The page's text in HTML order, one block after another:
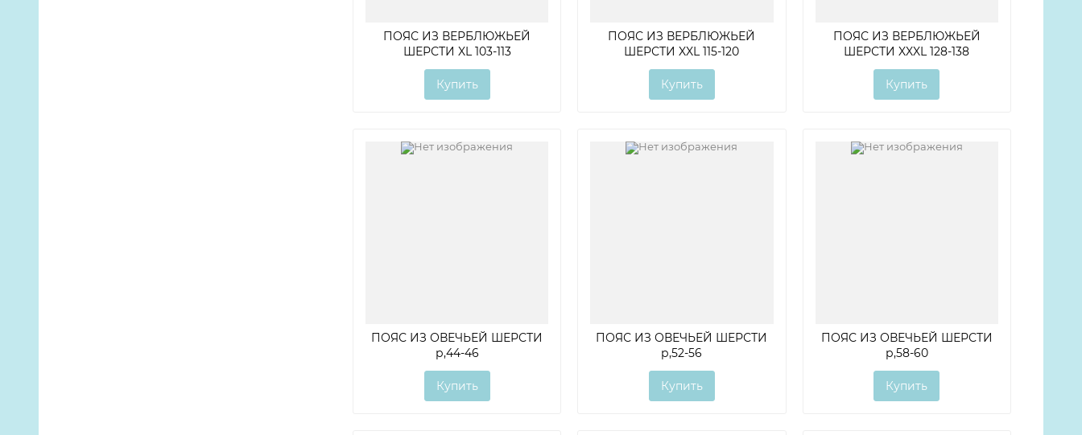
ПОЯС ИЗ ВЕРБЛЮЖЬЕЙ
ШЕРСТИ XL 103-113
Купить
ПОЯС ИЗ ВЕРБЛЮЖЬЕЙ
ШЕРСТИ XXL 115-120
Купить
ПОЯС ИЗ ВЕРБЛЮЖЬЕЙ
ШЕРСТИ XXXL 128-138
Купить
ПОЯС ИЗ ОВЕЧЬЕЙ ШЕРСТИ
р,44-46
Купить
ПОЯС ИЗ ОВЕЧЬЕЙ ШЕРСТИ
р,52-56
Купить
ПОЯС ИЗ ОВЕЧЬЕЙ ШЕРСТИ
р,58-60
Купить